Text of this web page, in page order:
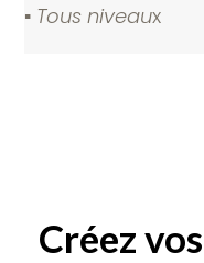
▪️ Tous niveaux
Créez